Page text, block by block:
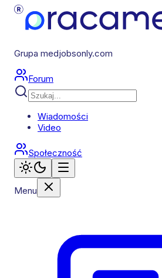
Grupa medjobsonly.com
Forum
Wiadomości
Video
Społeczność
Menu